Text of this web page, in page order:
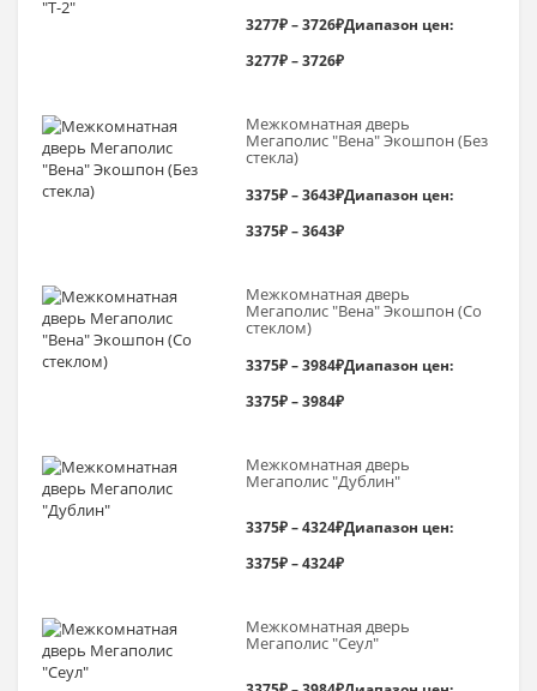
3277₽–3726₽Диапазон цен:
3277₽ – 3726₽
Межкомнатная дверь
Мегаполис "Вена" Экошпон (Без
стекла)
3375₽–3643₽Диапазон цен:
3375₽ – 3643₽
Межкомнатная дверь
Мегаполис "Вена" Экошпон (Со
стеклом)
3375₽–3984₽Диапазон цен:
3375₽ – 3984₽
Межкомнатная дверь
Мегаполис "Дублин"
3375₽–4324₽Диапазон цен:
3375₽ – 4324₽
Межкомнатная дверь
Мегаполис "Сеул"